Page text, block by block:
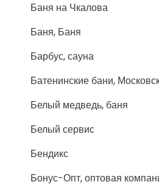
Баня на Чкалова
Баня, Баня
Барбус, сауна
Батенинские бани,
Белый медведь, баня
Белый сервис
Бендикс
Бонус-Опт, оптовая